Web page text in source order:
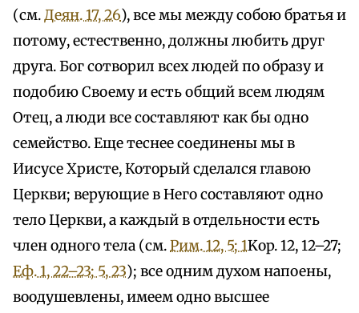
(см.Деян. 17, 26), все мы между собою братья и
потому, естественно, должны любить друг
друга. Бог сотворил всех людей по образу и
подобию Своему и есть общий всем людям
Отец, а люди все составляют как бы одно
семейство. Еще теснее соединены мы в
Иисусе Христе, Который сделался главою
Церкви; верующие в Него составляют одно
тело Церкви, а каждый в отдельности есть
член одного тела (см.Рим. 12, 5; 1Kop. 12, 12–27;
Еф. 1, 22–23; 5, 23); все одним духом напоены,
воодушевлены, имеем одно высшее